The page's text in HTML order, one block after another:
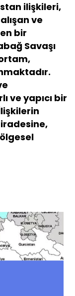
ilişkileri,
ve
bir
Savaşı
ve yapıcı bir